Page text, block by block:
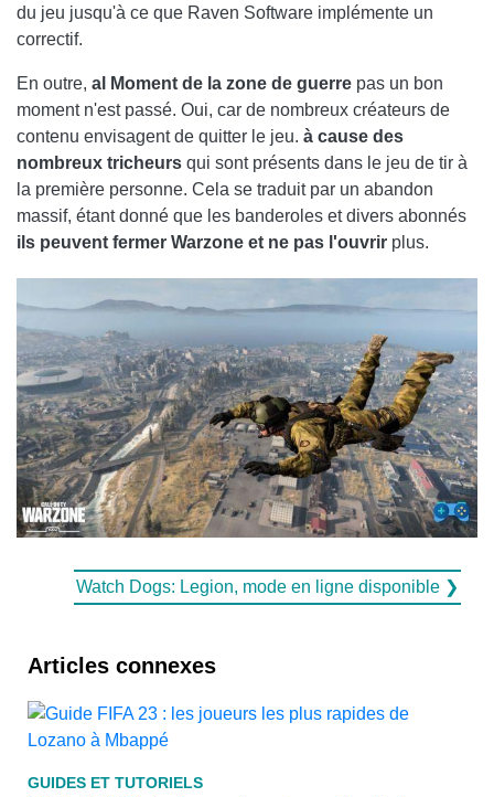
du jeu jusqu'à ce que Raven Software implémente un
correctif.
En outre, al Moment de la zone de guerre pas un bon
moment n'est passé. Oui, car de nombreux créateurs de
contenu envisagent de quitter le jeu. à cause des
nombreux tricheurs qui sont présents dans le jeu de tir à
la première personne. Cela se traduit par un abandon
massif, étant donné que les banderoles et divers abonnés
ils peuvent fermer Warzone et ne pas l'ouvrir plus.
Watch Dogs: Legion, mode en ligne disponible ❯
Articles connexes
GUIDES ET TUTORIELS